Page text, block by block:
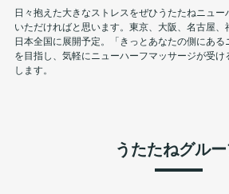
日々抱えた大きなストレスをぜひうたたねニュ
いただければと思います。東京、大阪、名古屋、
日本全国に展開予定。「きっとあなたの側にある
を目指し、気軽にニューハーフマッサージが受
します。
うたたねグル